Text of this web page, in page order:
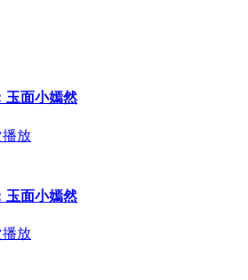
玉面小嫣然
播放
玉面小嫣然
播放